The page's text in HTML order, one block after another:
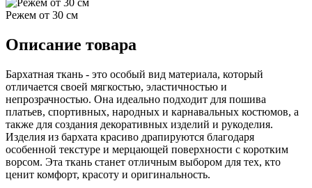
Режем от 30 см
Описание товара
Бархатная ткань - это особый вид материала, который
отличается своей мягкостью, эластичностью и
непрозрачностью. Она идеально подходит для пошива
платьев, спортивных, народных и карнавальных костюмов, а
также для создания декоративных изделий и рукоделия.
Изделия из бархата красиво драпируются благодаря
особенной текстуре и мерцающей поверхности с коротким
ворсом. Эта ткань станет отличным выбором для тех, кто
ценит комфорт, красоту и оригинальность.